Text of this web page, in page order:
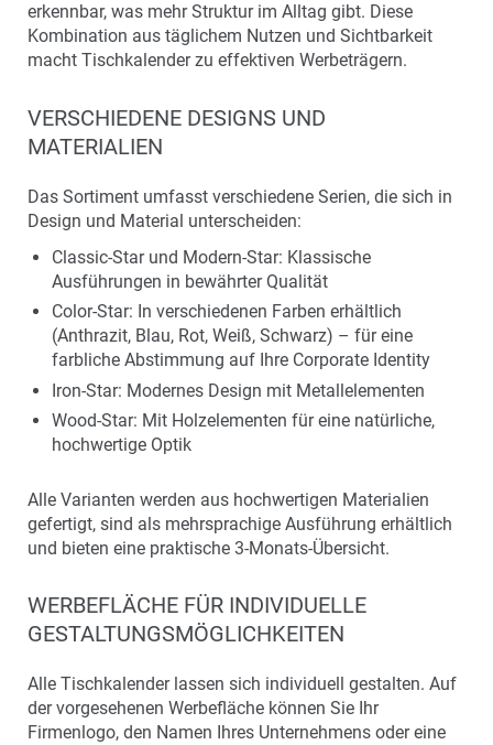
erkennbar, was mehr Struktur im Alltag gibt. Diese
Kombination aus täglichem Nutzen und Sichtbarkeit
macht Tischkalender zu effektiven Werbeträgern.
VERSCHIEDENE DESIGNS UND
MATERIALIEN
Das Sortiment umfasst verschiedene Serien, die sich in
Design und Material unterscheiden:
Classic-Star und Modern-Star: Klassische
Ausführungen in bewährter Qualität
Color-Star: In verschiedenen Farben erhältlich
(Anthrazit, Blau, Rot, Weiß, Schwarz) – für eine
farbliche Abstimmung auf Ihre Corporate Identity
Iron-Star: Modernes Design mit Metallelementen
Wood-Star: Mit Holzelementen für eine natürliche,
hochwertige Optik
Alle Varianten werden aus hochwertigen Materialien
gefertigt, sind als mehrsprachige Ausführung erhältlich
und bieten eine praktische 3-Monats-Übersicht.
WERBEFLÄCHE FÜR INDIVIDUELLE
GESTALTUNGSMÖGLICHKEITEN
Alle Tischkalender lassen sich individuell gestalten. Auf
der vorgesehenen Werbefläche können Sie Ihr
Firmenlogo, den Namen Ihres Unternehmens oder eine